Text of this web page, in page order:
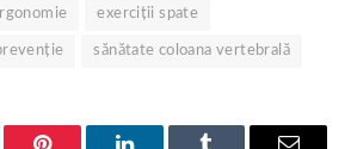
exerciții spate
sănătate coloana vertebrală